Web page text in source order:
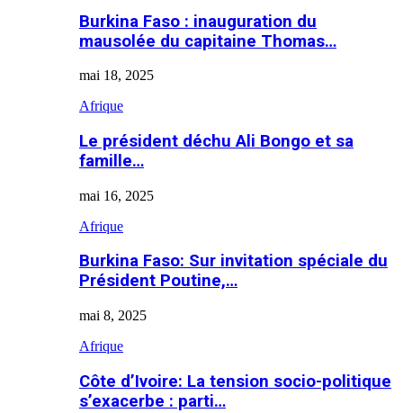
Burkina Faso : inauguration du
mausolée du capitaine Thomas…
mai 18, 2025
Afrique
Le président déchu Ali Bongo et sa
famille…
mai 16, 2025
Afrique
Burkina Faso: Sur invitation spéciale du
Président Poutine,…
mai 8, 2025
Afrique
Côte d’Ivoire: La tension socio-politique
s’exacerbe : parti…